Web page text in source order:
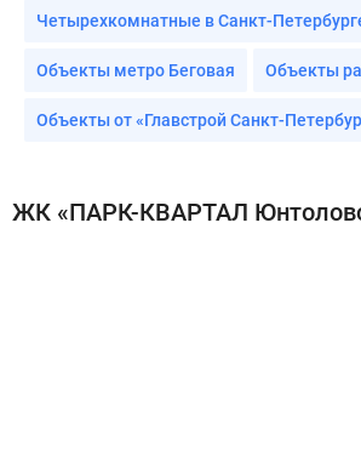
Четырехкомнатные в Санкт-
Объекты метро Беговая Объекты
Объекты от «Главстрой Санкт-
ЖК «ПАРК-КВАРТАЛ